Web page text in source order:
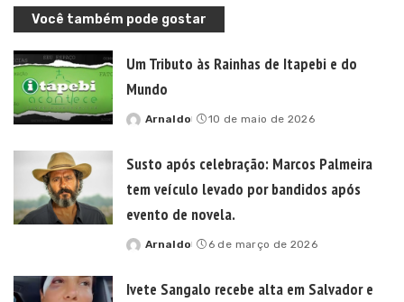
Você também pode gostar
Um Tributo às Rainhas de Itapebi e do
Mundo
Posted
Arnaldo 10 de maio de 2026
Susto após celebração: Marcos Palmeira
tem veículo levado por bandidos após
evento de novela.
Posted
Arnaldo 6 de março de 2026
Ivete Sangalo recebe alta em Salvador e